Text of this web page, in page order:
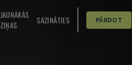
JAUNĀKĀS
ZIŅAS
SAZINĀTIES PĀRDOT